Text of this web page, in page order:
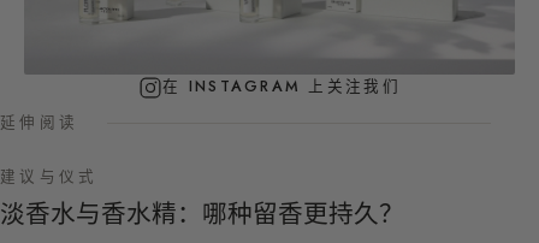
在 INSTAGRAM 上关注我们
延伸阅读
建议与仪式
淡香水与香水精：哪种留香更持久？